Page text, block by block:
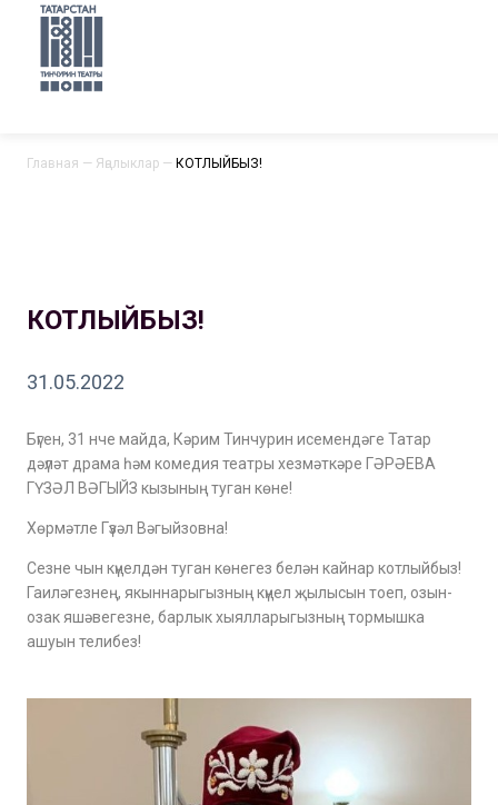
Главная — Яңалыклар — КОТЛЫЙБЫЗ!
КОТЛЫЙБЫЗ!
31.05.2022
Бүген, 31 нче майда, Кәрим Тинчурин исемендәге Татар
дәүләт драма һәм комедия театры хезмәткәре ГӘРӘЕВА
ГҮЗӘЛ ВӘГЫЙЗ кызының туган көне!
Хөрмәтле Гүзәл Вәгыйзовна!
Сезне чын күңелдән туган көнегез белән кайнар котлыйбыз!
Гаиләгезнең, якыннарыгызның күңел җылысын тоеп, озын-
озак яшәвегезне, барлык хыялларыгызның тормышка
ашуын телибез!